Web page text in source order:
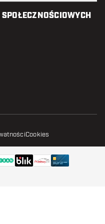
Cookies